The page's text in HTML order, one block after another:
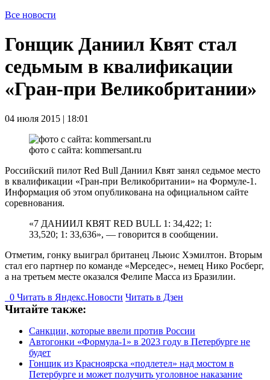
Все новости
Гонщик Даниил Квят стал
седьмым в квалификации
«Гран-при Великобритании»
04 июля 2015 | 18:01
фото с сайта: kommersant.ru
Российский пилот Red Bull Даниил Квят занял седьмое место
в квалификации «Гран-при Великобритании» на Формуле-1.
Информация об этом опубликована на официальном сайте
соревнования.
«7 ДАНИИЛ КВЯТ RED BULL 1: 34,422; 1:
33,520; 1: 33,636», — говорится в сообщении.
Отметим, гонку выиграл британец Льюис Хэмилтон. Вторым
стал его партнер по команде «Мерседес», немец Нико Росберг,
а на третьем месте оказался Фелипе Масса из Бразилии.
0 Читать в Яндекс.Новости Читать в Дзен
Читайте также:
Санкции, которые ввели против России
Автогонки «Формула-1» в 2023 году в Петербурге не
будет
Гонщик из Красноярска «подлетел» над мостом в
Петербурге и может получить уголовное наказание